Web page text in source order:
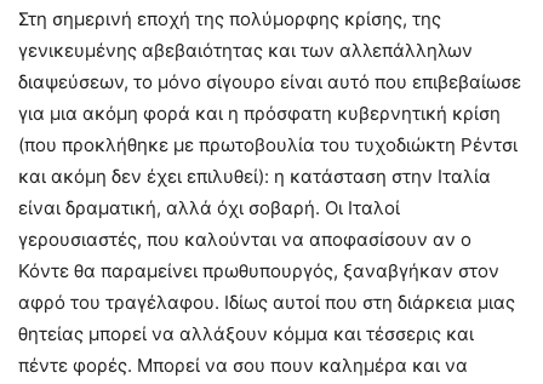
Στη σημερινή εποχή της πολύμορφης κρίσης, της
γενικευμένης αβεβαιότητας και των αλλεπάλληλων
διαψεύσεων, το μόνο σίγουρο είναι αυτό που επιβεβαίωσε
για μια ακόμη φορά και η πρόσφατη κυβερνητική κρίση
(που προκλήθηκε με πρωτοβουλία του τυχοδιώκτη Ρέντσι
και ακόμη δεν έχει επιλυθεί): η κατάσταση στην Ιταλία
είναι δραματική, αλλά όχι σοβαρή. Οι Ιταλοί
γερουσιαστές, που καλούνται να αποφασίσουν αν ο
Κόντε θα παραμείνει πρωθυπουργός, ξαναβγήκαν στον
αφρό του τραγέλαφου. Ιδίως αυτοί που στη διάρκεια μιας
θητείας μπορεί να αλλάξουν κόμμα και τέσσερις και
πέντε φορές. Μπορεί να σου πουν καλημέρα και να